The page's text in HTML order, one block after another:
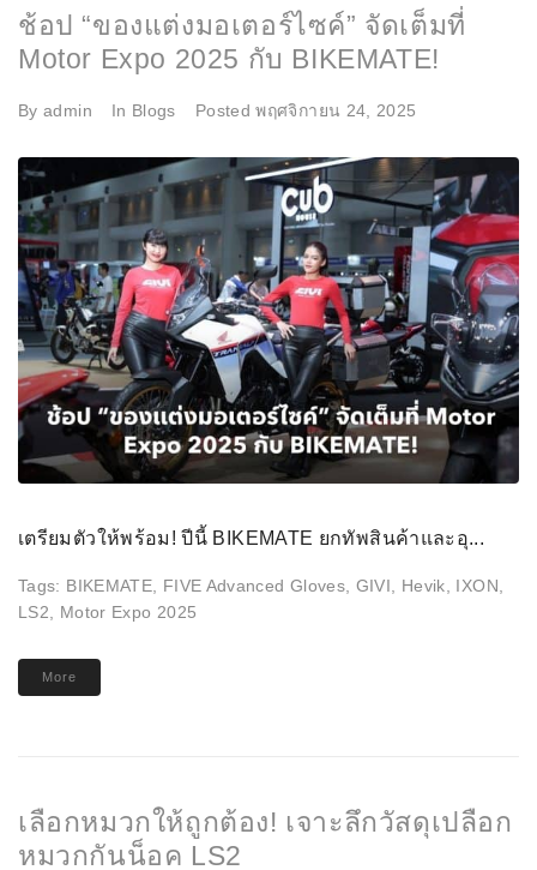
ช้อป “ของแต่งมอเตอร์ไซค์” จัดเต็มที่
Motor Expo 2025 กับ BIKEMATE!
Byadmin In Blogs Postedพฤศจิกายน 24, 2025
เตรียมตัวให้พร้อม! ปีนี้ BIKEMATE ยกทัพสินค้าและอุ...
Tags: BIKEMATE FIVE Advanced Gloves GIVI Hevik IXON
LS2
Motor Expo 2025
More
เลือกหมวกให้ถูกต้อง! เจาะลึกวัสดุเปลือก
หมวกกันน็อค LS2